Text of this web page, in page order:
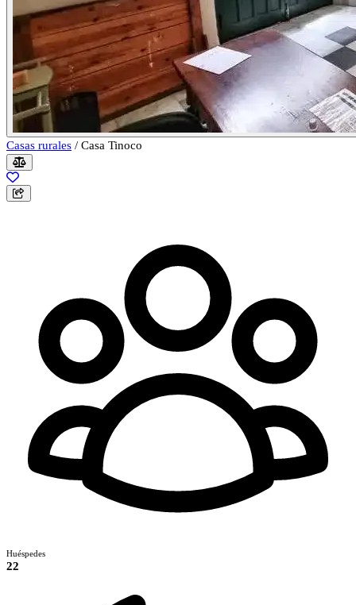
Casas rurales / Casa Tinoco
Huéspedes
22